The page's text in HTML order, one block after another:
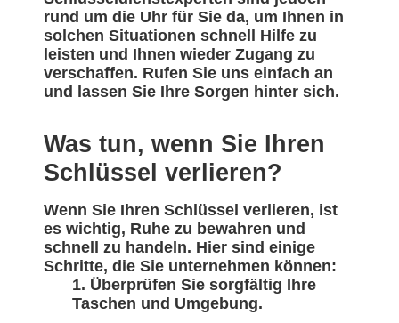
rund um die Uhr für Sie da, um Ihnen in
solchen Situationen schnell Hilfe zu
leisten und Ihnen wieder Zugang zu
verschaffen. Rufen Sie uns einfach an
und lassen Sie Ihre Sorgen hinter sich.
Was tun, wenn Sie Ihren
Schlüssel verlieren?
Wenn Sie Ihren Schlüssel verlieren, ist
es wichtig, Ruhe zu bewahren und
schnell zu handeln. Hier sind einige
Schritte, die Sie unternehmen können:
Überprüfen Sie sorgfältig Ihre
Taschen und Umgebung.